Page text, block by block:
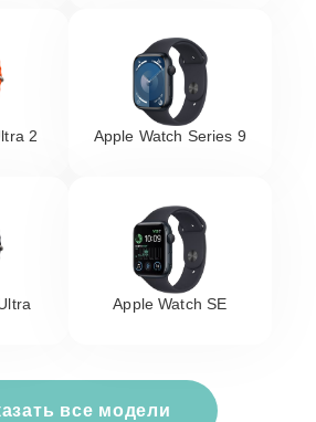
2 Apple Watch Series 9
Apple Watch SE
все модели